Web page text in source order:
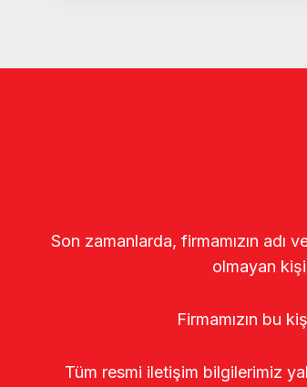
Son zamanlarda, firmamızın adı
olmayan kişi
Firmamızın bu
Tüm resmi iletişim bilgilerimiz